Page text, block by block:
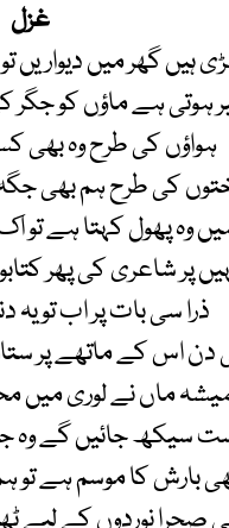
غزل
ہیں گھر میں دیواریں
ہوتی ہے ماؤں کو
ہواؤں کی طرح وہ بھی
کی طرح ہم بھی
وہ پھول کہتا ہے تو
پر شاعری کی پھر
ذرا سی بات پر اب تو یہ
اس کے ماتھے پر
ماں نے لوری میں
سیکھ جائیں گے
بارش کا موسم ہے